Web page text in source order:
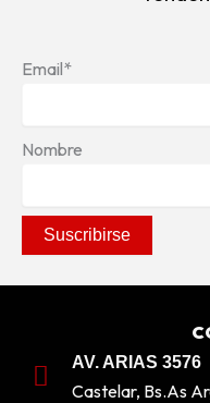
Email*
Nombre
AV. ARIAS 3576
Castelar, Bs.As